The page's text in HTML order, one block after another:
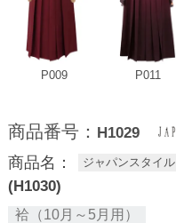
P009 P011
商品番号： H1029
商品名： ジャパンスタイル
(H1030)
袷（10月～5月用）